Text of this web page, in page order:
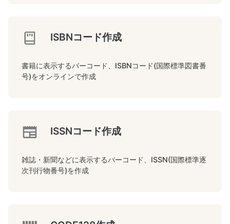
ISBNコード作成
書籍に表示するバーコード、ISBNコード(国際標準図書番
号)をオンラインで作成
ISSNコード作成
雑誌・新聞などに表示するバーコード、ISSN(国際標準逐
次刊行物番号)を作成